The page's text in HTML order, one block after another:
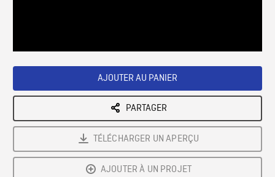
AJOUTER AU PANIER
PARTAGER
TÉLÉCHARGER UN APERÇU
AJOUTER À UN PROJET